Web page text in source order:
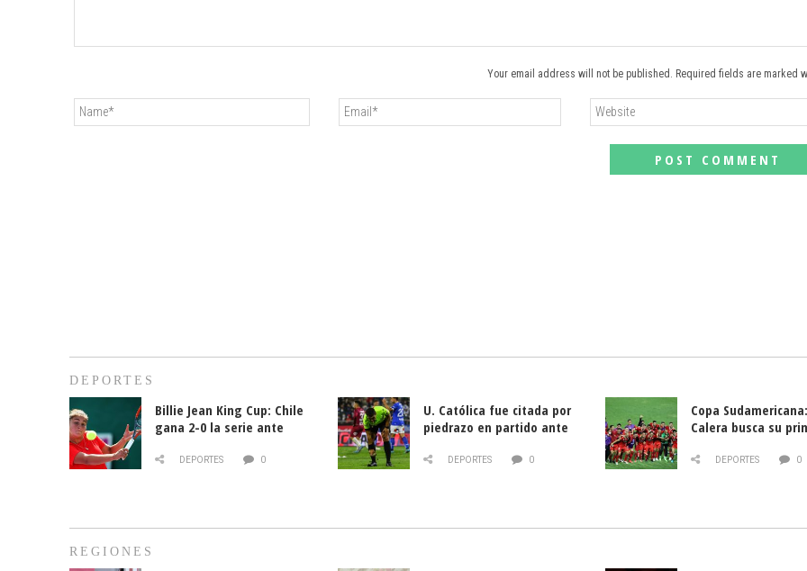
Your email address will not be published. Required fields are marked
DEPORTES
Billie Jean King Cup: Chile
gana 2-0 la serie ante
DEPORTES 0
U. Católica fue citada por
piedrazo en partido ante
DEPORTES 0
Copa
Calera busca su
DEPORTES 0
REGIONES